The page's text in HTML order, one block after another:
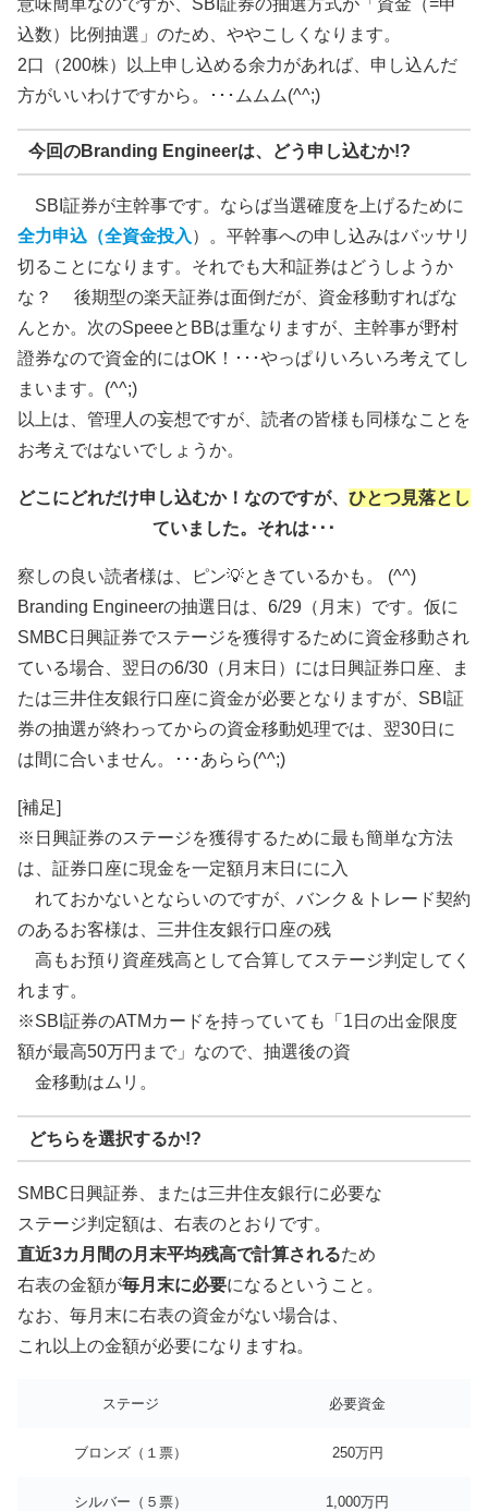
込数）比例抽選」のため、ややこしくなります。
2口（200株）以上申し込める余力があれば、申し込んだ
方がいいわけですから。･･･ムムム(^^;)
今回のBranding Engineerは、どう申し込むか!?
SBI証券が主幹事です。ならば当選確度を上げるために
全力申込（全資金投入 ）。平幹事への申し込みはバッサリ
切ることになります。それでも大和証券はどうしようか
な？ 後期型の楽天証券は面倒だが、資金移動すればな
んとか。次のSpeeeとBBは重なりますが、主幹事が野村
證券なので資金的にはOK！･･･やっぱりいろいろ考えてし
まいます。(^^;)
以上は、管理人の妄想ですが、読者の皆様も同様なことを
お考えではないでしょうか。
どこにどれだけ申し込むか！なのですが、 ひとつ見落とし
ていました。それは･･･
察しの良い読者様は、ピン💡ときているかも。 (^^)
Branding Engineerの抽選日は、6/29（月末）です。仮に
SMBC日興証券でステージを獲得するために資金移動され
ている場合、翌日の6/30（月末日）には日興証券口座、ま
たは三井住友銀行口座に資金が必要となりますが、SBI証
券の抽選が終わってからの資金移動処理では、翌30日に
は間に合いません。･･･あらら(^^;)
[補足]
※日興証券のステージを獲得するために最も簡単な方法
は、証券口座に現金を一定額月末日にに入
れておかないとならいのですが、バンク＆トレード契約
のあるお客様は、三井住友銀行口座の残
高もお預り資産残高として合算してステージ判定してく
れます。
※SBI証券のATMカードを持っていても「1日の出金限度
額が最高50万円まで」なので、抽選後の資
金移動はムリ。
どちらを選択するか!?
SMBC日興証券、または三井住友銀行に必要な
ステージ判定額は、右表のとおりです。
直近3カ月間の月末平均残高で計算されるため
右表の金額が毎月末に必要になるということ。
なお、毎月末に右表の資金がない場合は、
これ以上の金額が必要になりますね。
ステージ 必要資金
ブロンズ（１票） 250万円
シルバー（５票） 1,000万円